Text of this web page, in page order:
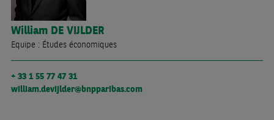
William DE VIJLDER
Equipe : Études économiques
+ 33 1 55 77 47 31
william.devijlder@bnpparibas.com